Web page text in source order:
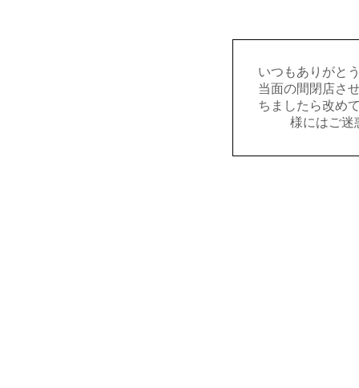
いつもありがと
当面の間閉店さ
ちましたら改め
様にはご迷